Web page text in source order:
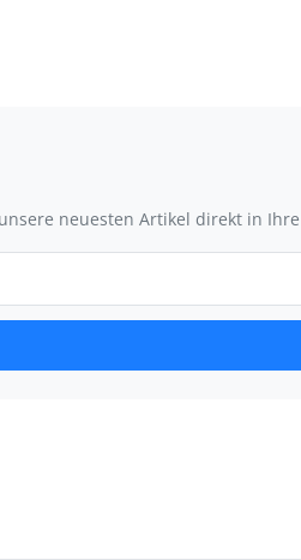
neuesten Artikel direkt in